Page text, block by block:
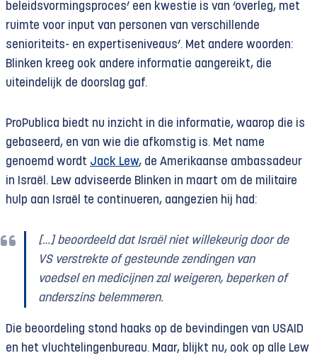
beleidsvormingsproces’ een kwestie is van ‘overleg, met
ruimte voor input van personen van verschillende
senioriteits- en expertiseniveaus’. Met andere woorden:
Blinken kreeg ook andere informatie aangereikt, die
uiteindelijk de doorslag gaf.
ProPublica biedt nu inzicht in die informatie, waarop die is
gebaseerd, en van wie die afkomstig is. Met name
genoemd wordt Jack Lew, de Amerikaanse ambassadeur
in Israël. Lew adviseerde Blinken in maart om de militaire
hulp aan Israël te continueren, aangezien hij had:
[…] beoordeeld dat Israël niet willekeurig door de
VS verstrekte of gesteunde zendingen van
voedsel en medicijnen zal weigeren, beperken of
anderszins belemmeren.
Die beoordeling stond haaks op de bevindingen van USAID
en het vluchtelingenbureau. Maar, blijkt nu, ook op alle Lew